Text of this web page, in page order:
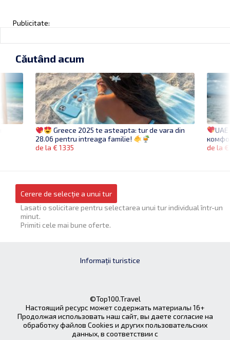
Publicitate:
de la €
Căutând acum
Greece 2025 te asteapta: tur de vara din
28.06 pentru intreaga familie!
de la € 1335
Cerere de selecție a unui tur
Lasati o solicitare pentru selectarea unui tur individual într-un
minut.
Primiti cele mai bune oferte.
Informații turistice
©Top100.Travel
Настоящий ресурс может содержать материалы 16+
Продолжая использовать наш сайт, вы даете согласие на
обработку файлов Cookies и других пользовательских
данных, в соответствии с